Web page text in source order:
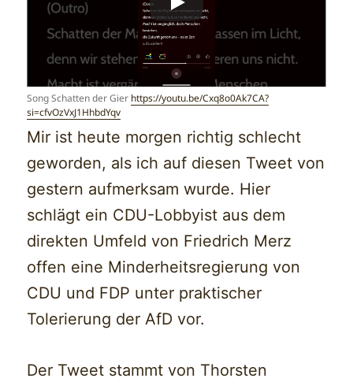
Song Schatten der Gier https://youtu.be/Cxq8o0Ak7CA?
si=cfvOzVxJ1HhbdYqv
Mir ist heute morgen richtig schlecht
geworden, als ich auf diesen Tweet von
gestern aufmerksam wurde. Hier
schlägt ein CDU-Lobbyist aus dem
direkten Umfeld von Friedrich Merz
offen eine Minderheitsregierung von
CDU und FDP unter praktischer
Tolerierung der AfD vor.
Der Tweet stammt von Thorsten